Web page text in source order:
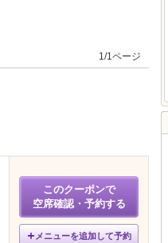
1/1ページ
このクーポンで
空席確認・予約する
メニューを追加して予約